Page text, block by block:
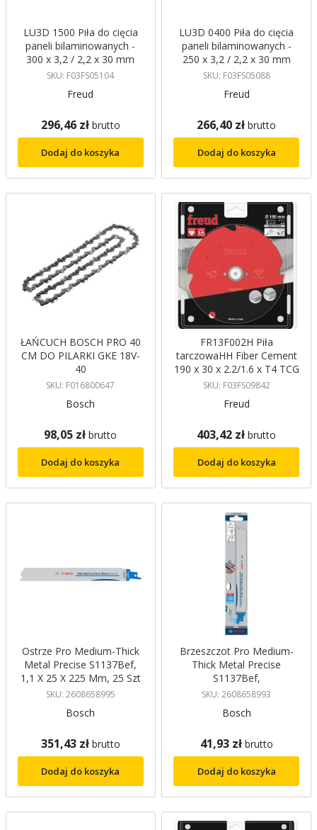
LU3D 1500 Piła do cięcia
paneli bilaminowanych -
300 x 3,2 / 2,2 x 30 mm
Z96 TCG Freud
SKU: F03FS05104
Freud
296,46 zł brutto
Dodaj do koszyka
LU3D 0400 Piła do cięcia
paneli bilaminowanych -
250 x 3,2 / 2,2 x 30 mm
Z80 TCG Freud
SKU: F03FS05088
Freud
266,40 zł brutto
Dodaj do koszyka
ŁAŃCUCH BOSCH PRO 40
CM DO PILARKI GKE 18V-
40
SKU: F016800647
Bosch
98,05 zł brutto
Dodaj do koszyka
FR13F002H Piła
tarczowaHH Fiber Cement
190 x 30 x 2.2/1.6 x T4 TCG
10° Freud
SKU: F03FS09842
Freud
403,42 zł brutto
Dodaj do koszyka
Ostrze Pro Medium-Thick
Metal Precise S1137Bef,
1,1 X 25 X 225 Mm, 25 Szt
Bosch
SKU: 2608658995
Bosch
351,43 zł brutto
Dodaj do koszyka
Brzeszczot Pro Medium-
Thick Metal Precise
S1137Bef,
1,1 X 25 X 225 Mm, 2 Szt.
SKU: 2608658993
Bosch
41,93 zł brutto
Dodaj do koszyka